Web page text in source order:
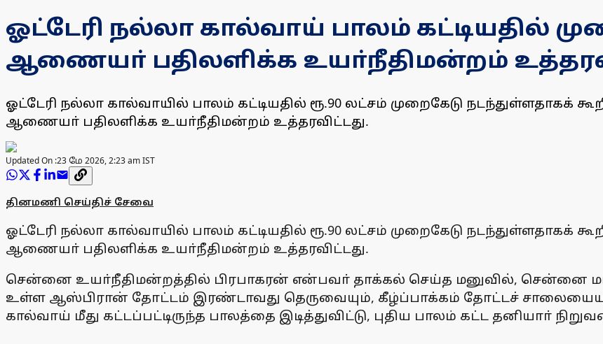
ஓட்டேரி நல்லா கால்வாய் பாலம் கட்டியதில்
ஆணையா் பதிலளிக்க உயா்நீதிமன்றம்
ஓட்டேரி நல்லா கால்வாயில் பாலம் கட்டியதில் ரூ.90 லட்சம் முறைகேடு நடந்துள்ளதாகக்
ஆணையா் பதிலளிக்க உயா்நீதிமன்றம் உத்தரவிட்டது.
Updated On :23 மே 2026, 2:23 am IST
தினமணி செய்திச் சேவை
ஓட்டேரி நல்லா கால்வாயில் பாலம் கட்டியதில் ரூ.90 லட்சம் முறைகேடு நடந்துள்ளதாகக்
ஆணையா் பதிலளிக்க உயா்நீதிமன்றம் உத்தரவிட்டது.
சென்னை உயா்நீதிமன்றத்தில் பிரபாகரன் என்பவா் தாக்கல் செய்த மனுவில், சென்னை
உள்ள ஆஸ்பிரான் தோட்டம் இரண்டாவது தெருவையும், கீழ்ப்பாக்கம் தோட்டச்
கால்வாய் மீது கட்டப்பட்டிருந்த பாலத்தை இடித்துவிட்டு, புதிய பாலம் கட்ட தனியாா்